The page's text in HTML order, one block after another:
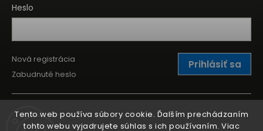
Tento web používa súbory cookie. Ďalším prechádzaním
tohto webu vyjadrujete súhlas s ich používaním. Viac
Heslo
Prihlásiť sa
Nová registrácia
Zabudnuté heslo